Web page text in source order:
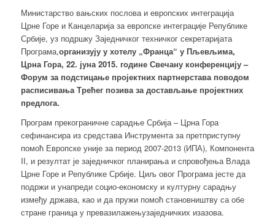
Министарство вањских послова и европских интеграција
Црне Горе и Канцеларија за европске интеграције Републике
Србије, уз подршку Заједничког техничког секретаријата
Програма,организују у хотелу „Франца“ у Пљевљима,
Црна Гора, 22. јуна 2015. године Свечану конференцију–
Форум за подстицање пројектних партнерставаповодом
расписивањаТрећегпозива за достављање пројектних
предлога.
Програм прекограничне сарадње Србија – Црна Гора
сефинансира из средстава Инструмента за претприступну
помоћ Европске уније за период 2007-2013 (ИПА), Компонента
II, и резултат је заједничког планирања и спровођења Влада
Црне Горе и Републике Србије. Циљ овог Програма јесте да
подржи и унапреди социо-економску и културну сарадњу
између држава, као и да пружи помоћ становништву са обе
стране граница у превазилажењузаједничких изазова.